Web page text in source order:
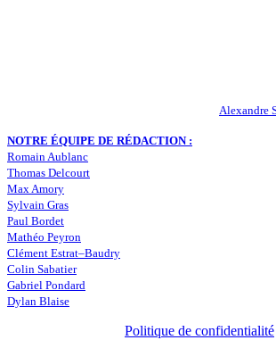
Alexandre
NOTRE ÉQUIPE DE RÉDACTION :
Romain Aublanc
Thomas Delcourt
Max Amory
Sylvain Gras
Paul Bordet
Mathéo Peyron
Clément Estrat–Baudry
Colin Sabatier
Gabriel Pondard
Dylan Blaise
Politique de confidentialité